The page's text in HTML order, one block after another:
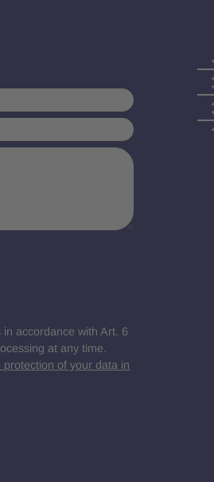
accordance with Art. 6
at any time.
of your data in